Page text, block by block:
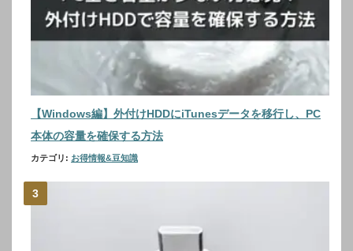
【Windows編】外付けHDDにiTunesデータを移行し、PC
本体の容量を確保する方法
カテゴリ: お得情報&豆知識